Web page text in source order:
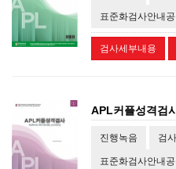
표준화검사안내
검사세부내용
APL커플성격검
진행녹음 검
표준화검사안내